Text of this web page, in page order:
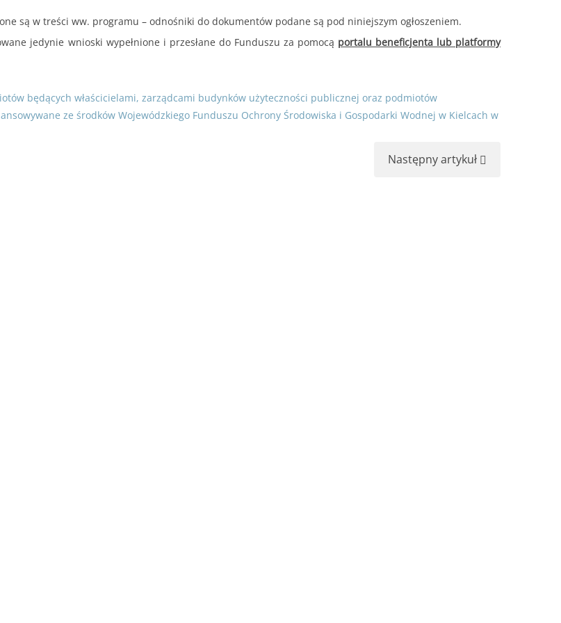
do godziny 15:30
wnioskiem nie może przekroczyć
są w treści ww. programu – odnośniki do dokumentów podane są pod niniejszym ogłoszeniem.
jedynie wnioski wypełnione i przesłane do Funduszu za pomocą portalu beneficjenta lub platformy
będących właścicielami, zarządcami budynków użyteczności publicznej oraz podmiotów
ze środków Wojewódzkiego Funduszu Ochrony Środowiska i Gospodarki Wodnej w Kielcach w
Następny artykuł